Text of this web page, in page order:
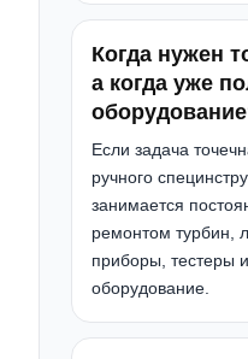
Когда нужен
а когда уже
Если задача
ручного
занимается
ремонтом турбин,
приборы, тестеры
оборудование.